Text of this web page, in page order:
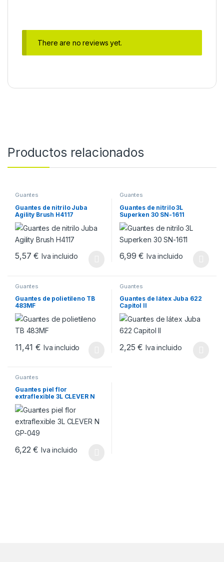
There are no reviews yet.
Productos relacionados
Guantes
Guantes de nitrilo Juba
Agility Brush H4117
5,57€ Iva incluido
Guantes
Guantes de nitrilo 3L
Superken 30 SN-1611
6,99€ Iva incluido
Guantes
Guantes de polietileno TB
483MF
11,41€ Iva incluido
Guantes
Guantes de látex Juba 622
Capitol II
2,25€ Iva incluido
Guantes
Guantes piel flor
extraflexible 3L CLEVER N
GP-049
6,22€ Iva incluido